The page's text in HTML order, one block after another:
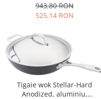
Boluri
Farfurii
Scurgatoare vase
Seturi de tacamuri
Suporturi pentru tacamuri
943,80 RON
525,14 RON
Tigaie wok Stellar-Hard
Anodized, aluminiu,